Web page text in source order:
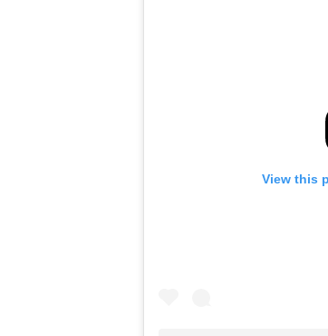
View this